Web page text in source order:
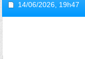
14/06/2026, 19h47